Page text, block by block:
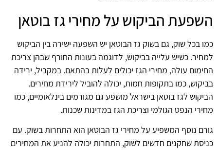
השפעת הביקוש על מחירי גז בוטאן
כמו בכל שוק, גם בשוק גז הבוטאן יש השפעה ישירה בין הביקוש
למחיר. כשיש עלייה בביקוש, לדוגמה בעונות החורף שבהן צריכת
החימום עולה, מחירי הגז יכולים לעלות בהתאם. במקביל, ירידה
בביקוש, כמו בתקופות חמות, יכולה להוביל לירידת מחירים.
הביקוש לגז בוטאן בישראל מושפע גם מגורמים בינלאומיים, כמו
מחירי הנפט הגולמי וצריכת הגז במדינות שכנות.
גורם נוסף המשפיע על מחירי גז הבוטאן הוא התחרות בשוק. עם
כניסת שחקנים חדשים לשוק, התחרות יכולה להניע את המחירים